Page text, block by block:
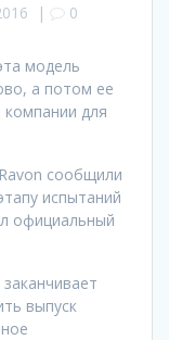
| 0
модель
а потом ее
компании для
сообщили
испытаний
официальный
заканчивает
выпуск